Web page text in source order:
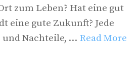
zum Leben? Hat eine gut
eine gute Zukunft? Jede
und Nachteile, … Read More